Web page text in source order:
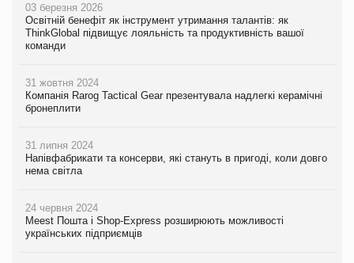
03 березня 2026
Освітній бенефіт як інструмент утримання талантів: як
ThinkGlobal підвищує лояльність та продуктивність вашої
команди
31 жовтня 2024
Компанія Rarog Tactical Gear презентувала надлегкі керамічні
бронеплити
31 липня 2024
Напівфабрикати та консерви, які стануть в пригоді, коли довго
нема світла
24 червня 2024
Meest Пошта і Shop-Express розширюють можливості
українських підприємців